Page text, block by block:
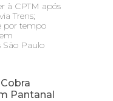
à CPTM após
Trens;
por tempo
São Paulo
Pantanal